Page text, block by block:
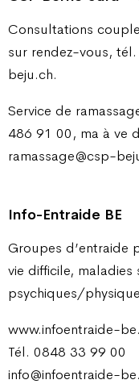
Consultations
sur rendez-vous,
beju.ch.
Service de
486 91 00, ma à ve
ramassage@csp-
Info-Entraide BE
Groupes d’entraide
vie difficile,
psychiques/
www.infoentraide-
Tél. 0848 33 99 00
info@infoentraide-